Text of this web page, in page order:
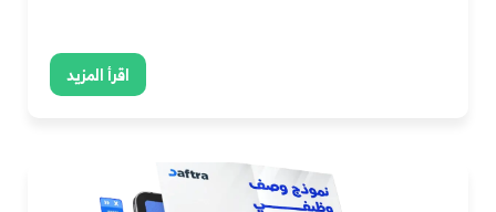
اقرأ المزيد